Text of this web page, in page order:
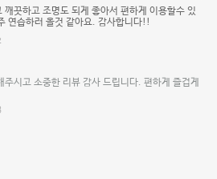
깨끗하고 조명도 되게 좋아서 편하게 이용할수 있
연습하러 올것 같아요. 감사합니다!!
주시고 소중한 리뷰 감사 드립니다. 편하게 즐겁게